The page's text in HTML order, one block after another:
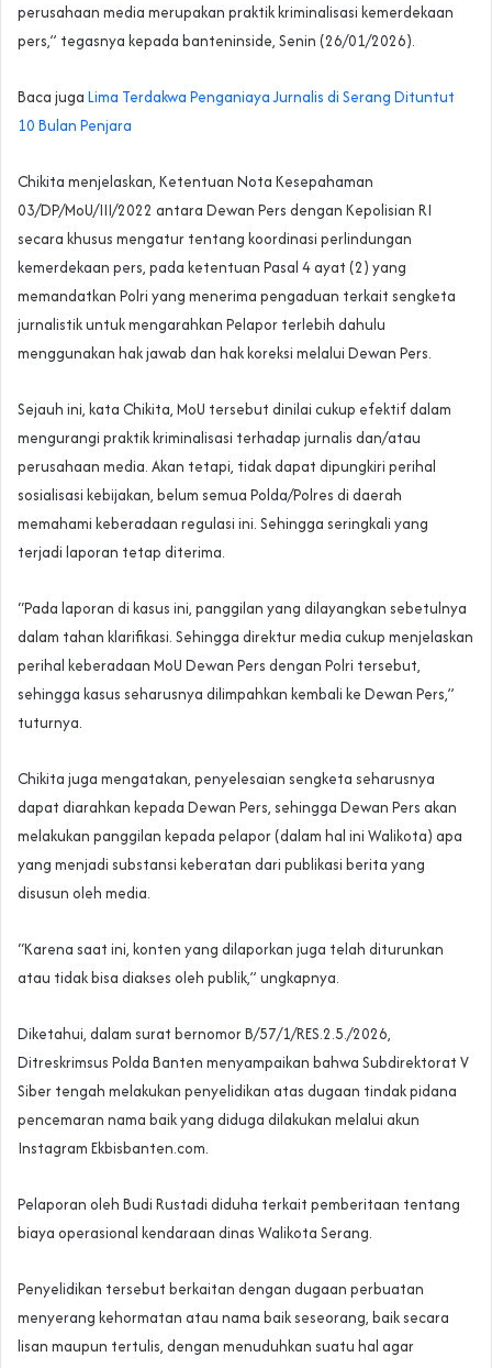
perusahaan media merupakan praktik kriminalisasi kemerdekaan
pers,” tegasnya kepada banteninside, Senin (26/01/2026).
Baca juga Lima Terdakwa Penganiaya Jurnalis di Serang Dituntut
10 Bulan Penjara
Chikita menjelaskan, Ketentuan Nota Kesepahaman
03/DP/MoU/III/2022 antara Dewan Pers dengan Kepolisian RI
secara khusus mengatur tentang koordinasi perlindungan
kemerdekaan pers, pada ketentuan Pasal 4 ayat (2) yang
memandatkan Polri yang menerima pengaduan terkait sengketa
jurnalistik untuk mengarahkan Pelapor terlebih dahulu
menggunakan hak jawab dan hak koreksi melalui Dewan Pers.
Sejauh ini, kata Chikita, MoU tersebut dinilai cukup efektif dalam
mengurangi praktik kriminalisasi terhadap jurnalis dan/atau
perusahaan media. Akan tetapi, tidak dapat dipungkiri perihal
sosialisasi kebijakan, belum semua Polda/Polres di daerah
memahami keberadaan regulasi ini. Sehingga seringkali yang
terjadi laporan tetap diterima.
“Pada laporan di kasus ini, panggilan yang dilayangkan sebetulnya
dalam tahan klarifikasi. Sehingga direktur media cukup menjelaskan
perihal keberadaan MoU Dewan Pers dengan Polri tersebut,
sehingga kasus seharusnya dilimpahkan kembali ke Dewan Pers,”
tuturnya.
Chikita juga mengatakan, penyelesaian sengketa seharusnya
dapat diarahkan kepada Dewan Pers, sehingga Dewan Pers akan
melakukan panggilan kepada pelapor (dalam hal ini Walikota) apa
yang menjadi substansi keberatan dari publikasi berita yang
disusun oleh media.
“Karena saat ini, konten yang dilaporkan juga telah diturunkan
atau tidak bisa diakses oleh publik,” ungkapnya.
Diketahui, dalam surat bernomor B/57/1/RES.2.5./2026,
Ditreskrimsus Polda Banten menyampaikan bahwa Subdirektorat V
Siber tengah melakukan penyelidikan atas dugaan tindak pidana
pencemaran nama baik yang diduga dilakukan melalui akun
Instagram Ekbisbanten.com.
Pelaporan oleh Budi Rustadi diduha terkait pemberitaan tentang
biaya operasional kendaraan dinas Walikota Serang.
Penyelidikan tersebut berkaitan dengan dugaan perbuatan
menyerang kehormatan atau nama baik seseorang, baik secara
lisan maupun tertulis, dengan menuduhkan suatu hal agar